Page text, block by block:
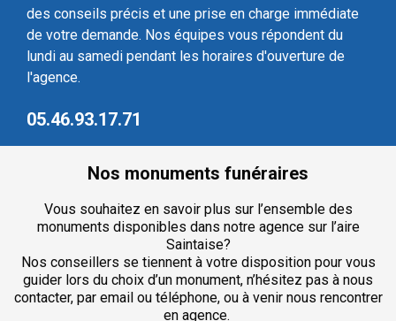
des conseils précis et une prise en charge immédiate
de votre demande. Nos équipes vous répondent du
lundi au samedi pendant les horaires d'ouverture de
l'agence.
05.46.93.17.71
Nos monuments funéraires
Vous souhaitez en savoir plus sur l’ensemble des
monuments disponibles dans notre agence sur l’aire
Saintaise?
Nos conseillers se tiennent à votre disposition pour vous
guider lors du choix d’un monument, n’hésitez pas à nous
contacter, par email ou téléphone, ou à venir nous rencontrer
en agence.